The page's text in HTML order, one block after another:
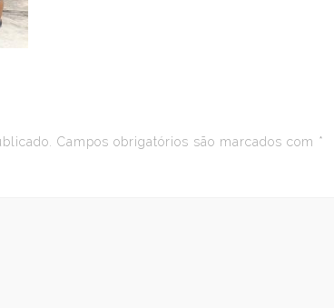
Campos obrigatórios são marcados com *